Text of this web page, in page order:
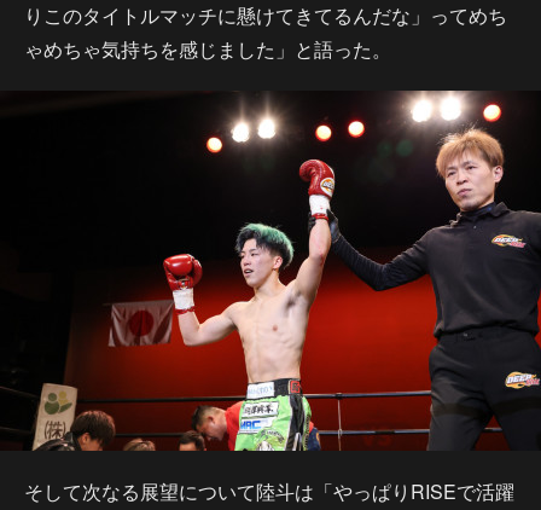
りこのタイトルマッチに懸けてきてるんだな」ってめち
ゃめちゃ気持ちを感じました」と語った。
そして次なる展望について陸斗は「やっぱりRISEで活躍